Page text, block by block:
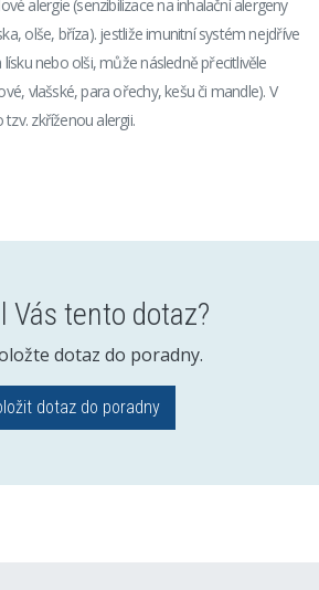
alergie (senzibilizace na inhalační alergeny
olše, bříza). jestliže imunitní systém nejdříve
nebo olši, může následně přecitlivěle
vlašské, para ořechy, kešu či mandle). V
zkříženou alergii.
Vás tento dotaz?
dotaz do poradny.
dotaz do poradny